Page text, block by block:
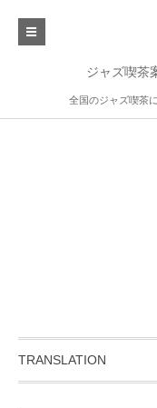
ジャズ喫茶
全国のジャズ喫茶
TRANSLATION